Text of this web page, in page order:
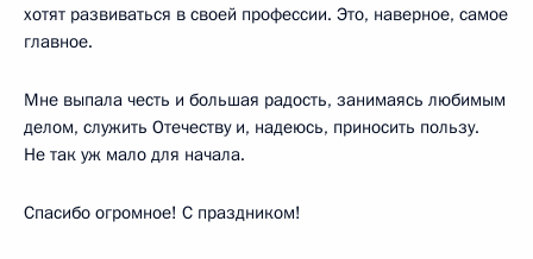
хотят развиваться в своей профессии. Это, наверное, самое
главное.
Мне выпала честь и большая радость, занимаясь любимым
делом, служить Отечеству и, надеюсь, приносить пользу.
Не так уж мало для начала.
Спасибо огромное! С праздником!